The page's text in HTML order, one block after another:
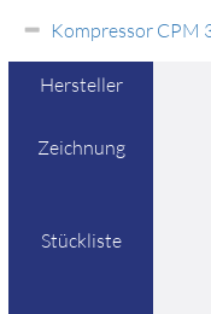
Kompressor CPM
Hersteller
Zeichnung
Stückliste